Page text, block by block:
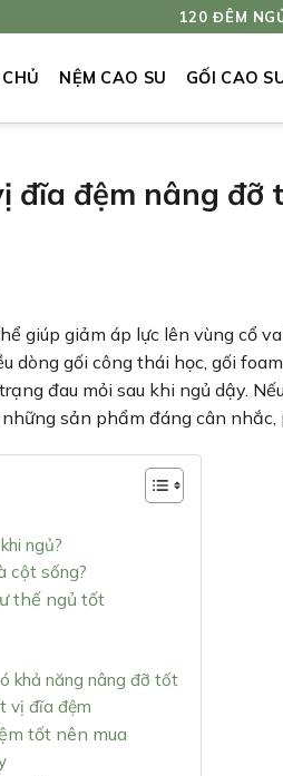
120 ĐÊM
NỆM CAO SU GỐI CAO
đĩa đệm nâng đỡ
giúp giảm áp lực lên vùng cổ
dòng gối công thái học, gối
đau mỏi sau khi ngủ dậy.
những sản phẩm đáng cân
ngủ?
cột sống?
thế ngủ tốt
khả năng nâng đỡ tốt
vị đĩa đệm
tốt nên mua